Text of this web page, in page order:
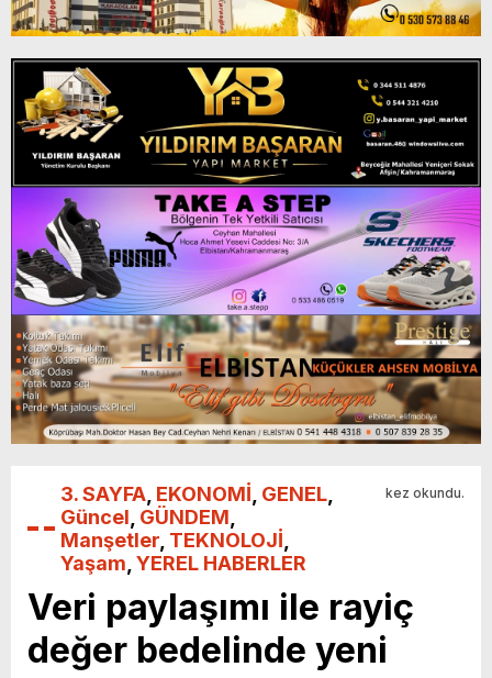
3. SAYFA EKONOMİ GENEL
Güncel GÜNDEM
Manşetler TEKNOLOJİ
Yaşam YEREL HABERLER
kez okundu.
Veri paylaşımı ile rayiç
değer bedelinde yeni